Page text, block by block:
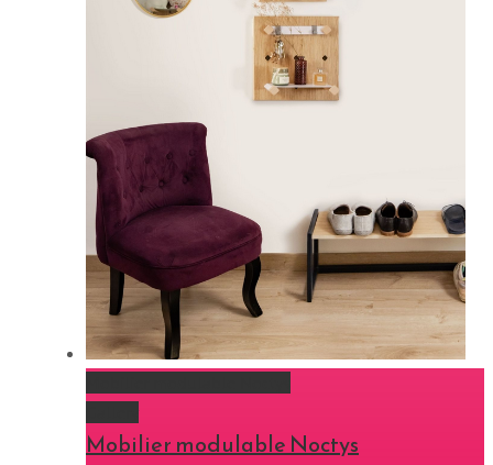
Mobilier modulable Noctys